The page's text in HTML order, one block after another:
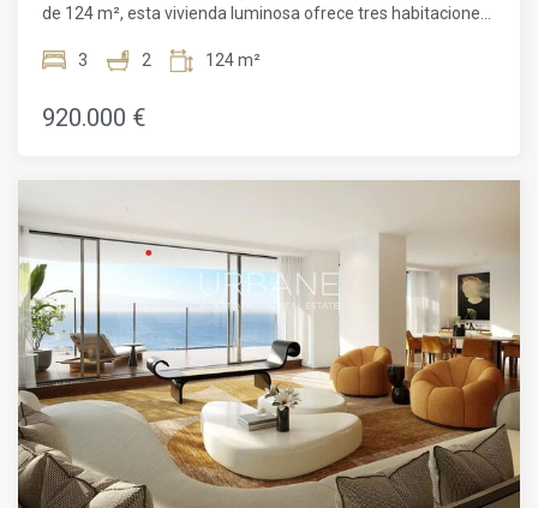
de 124 m², esta vivienda luminosa ofrece tres habitaciones,
disfrutar al máximo de la vida urbana.El piso cuenta con
orientación exterior, la luz natural inunda los espacios
durante gran parte del día, creando una atmósfera cálida y
amplio y luminoso, es ideal para el descanso. El dormitorio
principal con baño en suite proporciona privacidad y confort,
mientras que las otras dos habitaciones pueden adaptarse
fácilmente como oficinas o habitaciones adicionales.
Ambos baños —uno en suite— están completamente
equipados.El piso cuenta con aire acondicionado y
calefacción para garantizar el confort durante todo el año.
Además, incluye una plaza de aparcamiento en la finca.Las
zonas comunes ofrecen servicios exclusivos: piscina de 180
m², solárium, zona infantil, jardines, gimnasio totalmente
equipado, sala polivalente, sauna, vestuarios y seguridad
24h.Situado en Sant Martí/Diagonal Mar, este piso goza de
una ubicación inmejorable, cerca de tiendas, restaurantes y
3 2 124 m²
920.000 €